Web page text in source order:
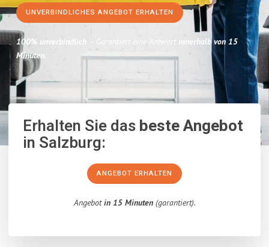
UNVERBINDLICHES ANGEBOT ERHALTEN
100% unverbindlich – Garantiert eine Antwort innerhalb von 15
Minuten.
Erhalten Sie dasbeste Angebot
in Salzburg:
ANGEBOT ERHALTEN
Angebotin 15 Minuten(garantiert).